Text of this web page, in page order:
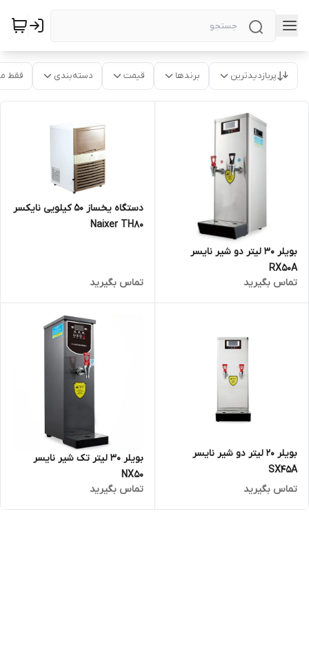
پربازدیدترین برندها قیمت دسته‌بندی فقط
بویلر 30 لیتر دو شیر نایسر
RX50A
تماس بگیرید
دستگاه یخساز 50 کیلویی نایکسر
Naixer TH80
تماس بگیرید
بویلر 20 لیتر دو شیر نایسر
SX45A
تماس بگیرید
بویلر 30 لیتر تک شیر نایسر
NX50
تماس بگیرید